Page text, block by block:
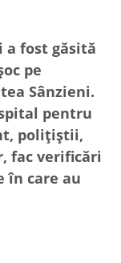
a fost găsită
pe
Sânzieni.
pentru
polițiștii,
fac verificări
în care au